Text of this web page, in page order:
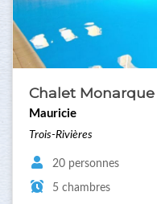
Chalet Monarque
Mauricie
Trois-Rivières
20 personnes
5 chambres